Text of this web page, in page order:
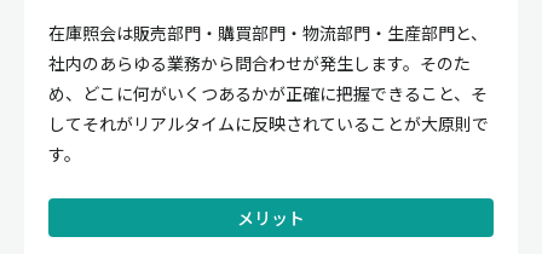
在庫照会は販売部門・購買部門・物流部門・生産部門と、
社内のあらゆる業務から問合わせが発生します。そのた
め、どこに何がいくつあるかが正確に把握できること、そ
してそれがリアルタイムに反映されていることが大原則で
す。
メリット